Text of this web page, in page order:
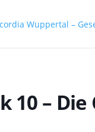
10 –